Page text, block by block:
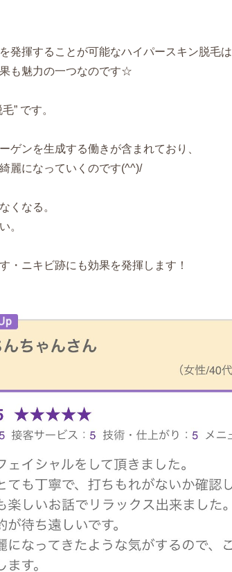
発揮することが可能なハイパースキン脱毛は
も魅力の一つなのです☆
” です。
ゲンを生成する働きが含まれており、
麗になっていくのです(^^)/
くなる。
。
・ニキビ跡にも効果を発揮します！